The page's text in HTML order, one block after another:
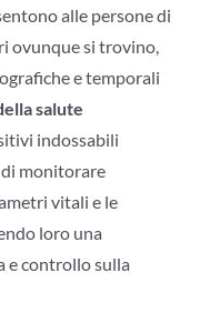
alle persone di
ovunque si trovino,
e temporali
salute
indossabili
monitorare
vitali e le
loro una
e controllo sulla